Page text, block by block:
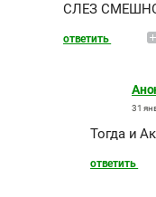
СЛЕЗ
ответить
31
Тогда и
ответить